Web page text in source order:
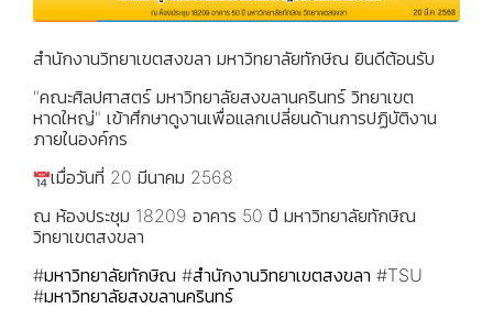
สำนักงานวิทยาเขตสงขลา มหาวิทยาลัยทักษิณ ยินดีต้อนรับ
"คณะศิลปศาสตร์ มหาวิทยาลัยสงขลานครินทร์ วิทยาเขต
หาดใหญ่" เข้าศึกษาดูงานเพื่อแลกเปลี่ยนด้านการปฏิบัติงาน
ภายในองค์กร
เมื่อวันที่ 20 มีนาคม 2568
ณ ห้องประชุม 18209 อาคาร 50 ปี มหาวิทยาลัยทักษิณ
วิทยาเขตสงขลา
#มหาวิทยาลัยทักษิณ #สำนักงานวิทยาเขตสงขลา #TSU
#มหาวิทยาลัยสงขลานครินทร์